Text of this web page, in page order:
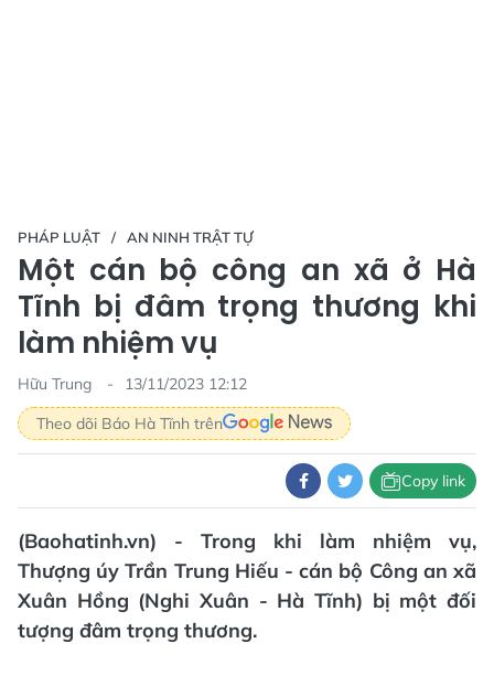
PHÁP LUẬT AN NINH TRẬT TỰ
Một cán bộ công an xã ở Hà
Tĩnh bị đâm trọng thương khi
làm nhiệm vụ
Hữu Trung
13/11/2023 12:12
Theo dõi Báo Hà Tĩnh trên
Copy link
(Baohatinh.vn) - Trong khi làm nhiệm vụ,
Thượng úy Trần Trung Hiếu - cán bộ Công an xã
Xuân Hồng (Nghi Xuân - Hà Tĩnh) bị một đối
tượng đâm trọng thương.